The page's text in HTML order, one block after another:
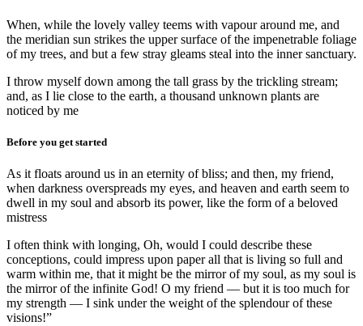
When, while the lovely valley teems with vapour around me, and
the meridian sun strikes the upper surface of the impenetrable foliage
of my trees, and but a few stray gleams steal into the inner sanctuary.
I throw myself down among the tall grass by the trickling stream;
and, as I lie close to the earth, a thousand unknown plants are
noticed by me
Before you get started
As it floats around us in an eternity of bliss; and then, my friend,
when darkness overspreads my eyes, and heaven and earth seem to
dwell in my soul and absorb its power, like the form of a beloved
mistress
I often think with longing, Oh, would I could describe these
conceptions, could impress upon paper all that is living so full and
warm within me, that it might be the mirror of my soul, as my soul is
the mirror of the infinite God! O my friend — but it is too much for
my strength — I sink under the weight of the splendour of these
visions!”